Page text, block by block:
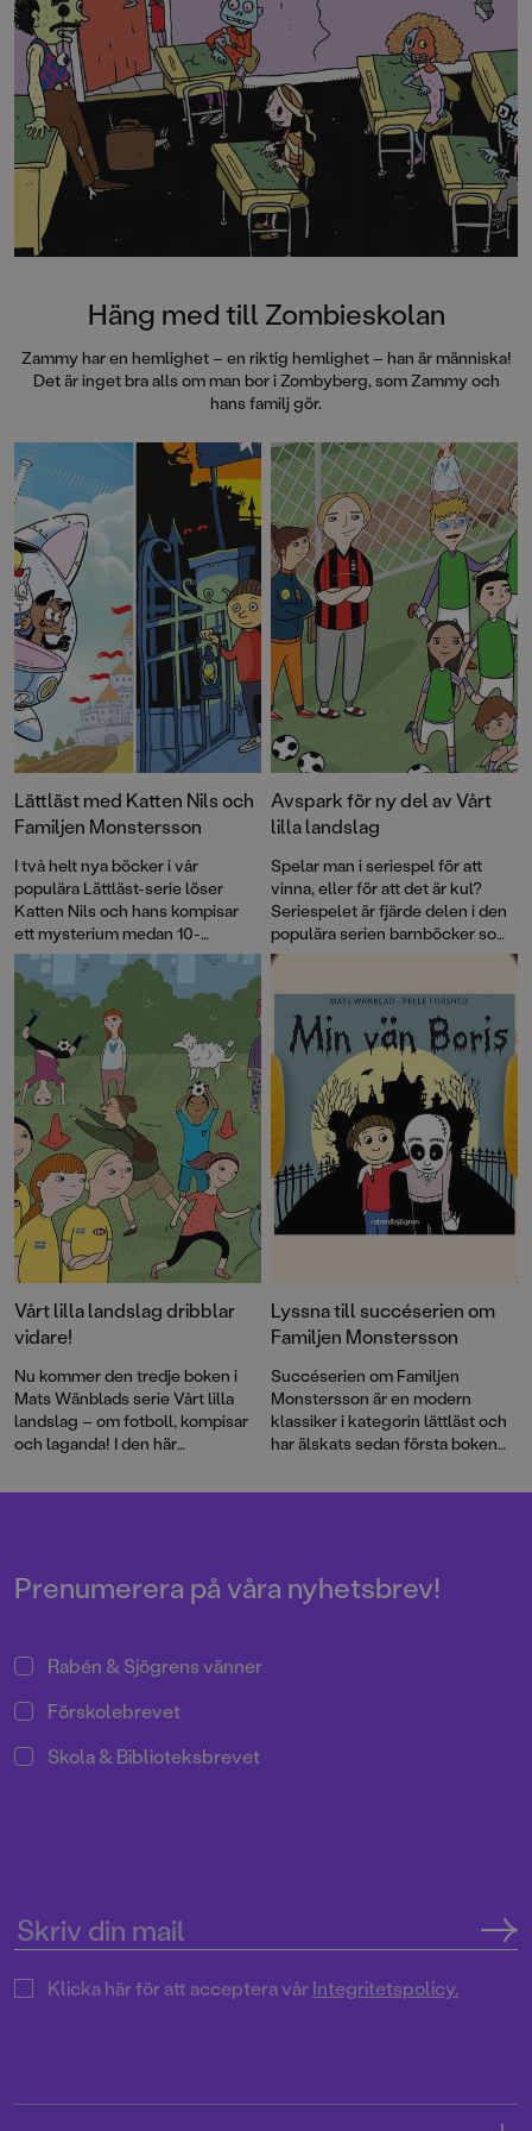
Häng med till Zombieskolan
Zammy har en hemlighet – en riktig hemlighet – han är människa!
Det är inget bra alls om man bor i Zombyberg, som Zammy och
hans familj gör.
Lättläst med Katten Nils och
Familjen Monstersson
I två helt nya böcker i vår
populära Lättläst-serie löser
Katten Nils och hans kompisar
ett mysterium medan 10-
årsjubilerande Familjen
Monstersson skapar en
skrämmande bra djurpark!
Avspark för ny del av Vårt
lilla landslag
Spelar man i seriespel för att
vinna, eller för att det är kul?
Seriespelet är fjärde delen i den
populära serien barnböcker som
tagits fram i samarbete med
Vårt lilla landslag dribblar
vidare!
Nu kommer den tredje boken i
Mats Wänblads serie Vårt lilla
landslag – om fotboll, kompisar
och laganda! I den här
det är så kul att storsatsa –
Lyssna till succéserien om
Familjen Monstersson
Succéserien om Familjen
Monstersson är en modern
klassiker i kategorin lättläst och
har älskats sedan första boken
om Ebba, Boris och de andra att
läser.
Prenumerera på våra nyhetsbrev!
Rabén & Sjögrens vänner
Förskolebrevet
Skola & Biblioteksbrevet
Klicka här för att acceptera vårIntegritetspolicy.